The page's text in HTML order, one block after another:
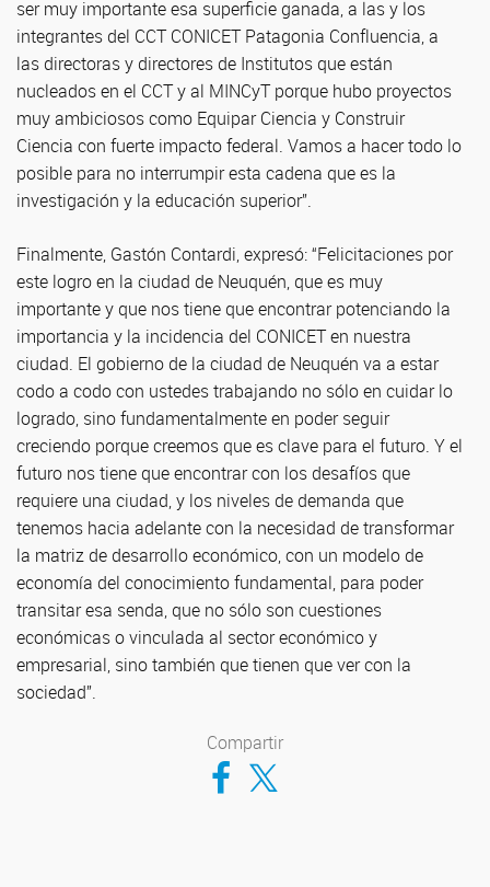
ser muy importante esa superficie ganada, a las y los
integrantes del CCT CONICET Patagonia Confluencia, a
las directoras y directores de Institutos que están
nucleados en el CCT y al MINCyT porque hubo proyectos
muy ambiciosos como Equipar Ciencia y Construir
Ciencia con fuerte impacto federal. Vamos a hacer todo lo
posible para no interrumpir esta cadena que es la
investigación y la educación superior”.
Finalmente, Gastón Contardi, expresó: “Felicitaciones por
este logro en la ciudad de Neuquén, que es muy
importante y que nos tiene que encontrar potenciando la
importancia y la incidencia del CONICET en nuestra
ciudad. El gobierno de la ciudad de Neuquén va a estar
codo a codo con ustedes trabajando no sólo en cuidar lo
logrado, sino fundamentalmente en poder seguir
creciendo porque creemos que es clave para el futuro. Y el
futuro nos tiene que encontrar con los desafíos que
requiere una ciudad, y los niveles de demanda que
tenemos hacia adelante con la necesidad de transformar
la matriz de desarrollo económico, con un modelo de
economía del conocimiento fundamental, para poder
transitar esa senda, que no sólo son cuestiones
económicas o vinculada al sector económico y
empresarial, sino también que tienen que ver con la
sociedad”.
Compartir
Compartir en Facebook
Compartir en Twitter